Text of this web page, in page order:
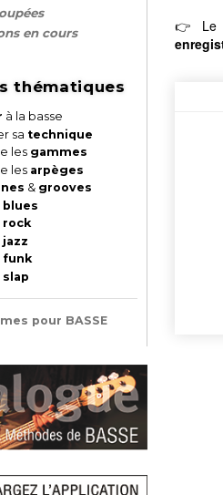
en cours
thématiques
à la basse
sa technique
les gammes
les arpèges
& grooves
blues
rock
jazz
funk
slap
pour BASSE
👉 Le